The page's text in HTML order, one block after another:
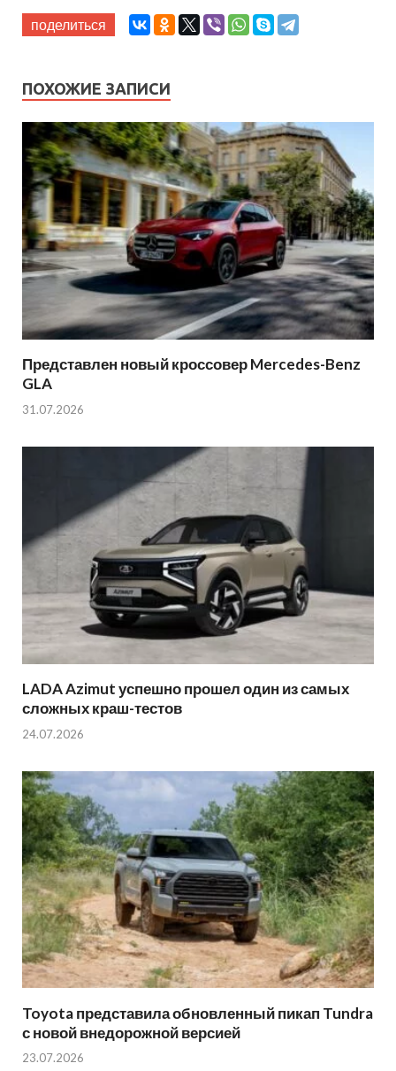
поделиться
ПОХОЖИЕ ЗАПИСИ
Представлен новый кроссовер Mercedes-Benz
GLA
31.07.2026
LADA Azimut успешно прошел один из самых
сложных краш-тестов
24.07.2026
Toyota представила обновленный пикап Tundra
с новой внедорожной версией
23.07.2026